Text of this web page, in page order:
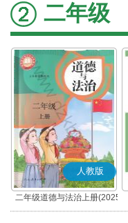
二年级
人教版
二年级道德与法治上册(2025
秋版)(部编版)